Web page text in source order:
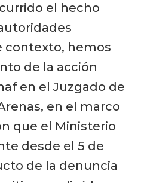
el hecho
contexto, hemos
de la acción
en el Juzgado de
en el marco
que el Ministerio
desde el 5 de
de la denuncia